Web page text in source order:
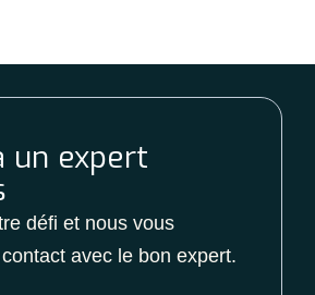
un expert
défi et nous vous
avec le bon expert.